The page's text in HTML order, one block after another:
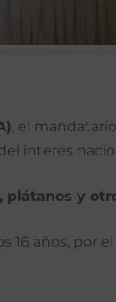
, el
interés
plátanos y
años, por el